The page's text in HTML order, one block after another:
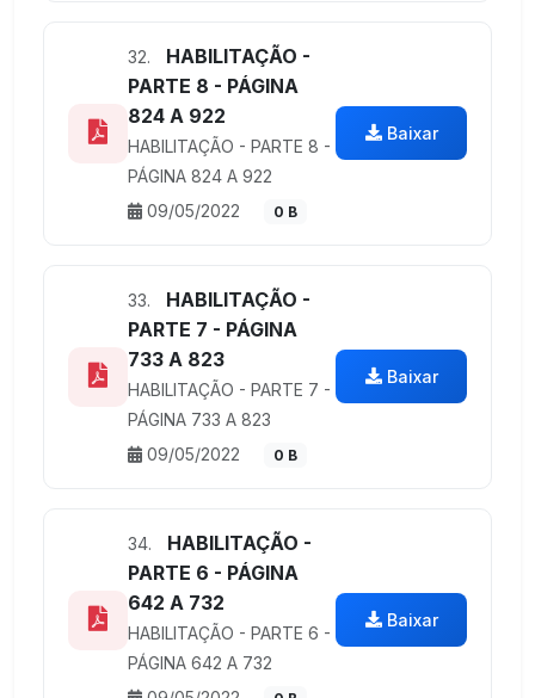
32.
HABILITAÇÃO -
PARTE 8 - PÁGINA
824 A 922
HABILITAÇÃO - PARTE 8 -
PÁGINA 824 A 922
09/05/2022
0 B
Baixar
33.
HABILITAÇÃO -
PARTE 7 - PÁGINA
733 A 823
HABILITAÇÃO - PARTE 7 -
PÁGINA 733 A 823
09/05/2022
0 B
Baixar
34.
HABILITAÇÃO -
PARTE 6 - PÁGINA
642 A 732
HABILITAÇÃO - PARTE 6 -
PÁGINA 642 A 732
Baixar